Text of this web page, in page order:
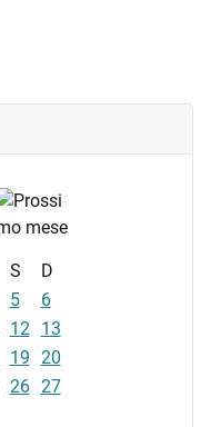
S
D
5
6
12
13
19 20
26 27